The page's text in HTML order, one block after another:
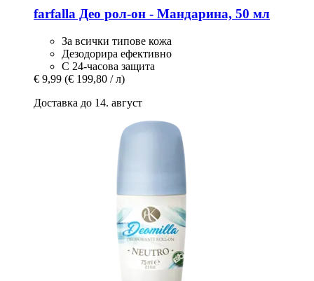
farfalla Део рол-​он -​ Мандарина, 50 мл
За всички типове кожа
Дезодорира ефективно
С 24-часова защита
€ 9,99 (€ 199,80 / л)
Доставка до 14. август